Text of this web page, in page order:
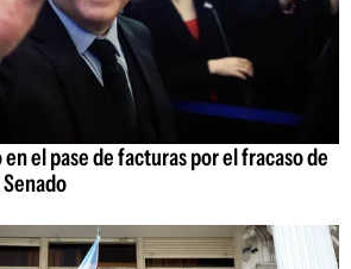
el pase de facturas por el fracaso de